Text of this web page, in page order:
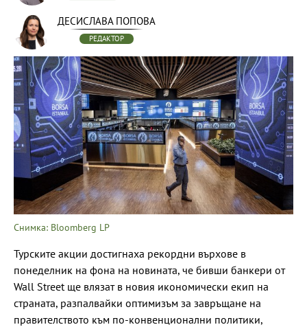
ДЕСИСЛАВА ПОПОВА
РЕДАКТОР
Снимка: Bloomberg LP
Турските акции достигнаха рекордни върхове в
понеделник на фона на новината, че бивши банкери от
Wall Street ще влязат в новия икономически екип на
страната, разпалвайки оптимизъм за завръщане на
правителството към по-конвенционални политики,